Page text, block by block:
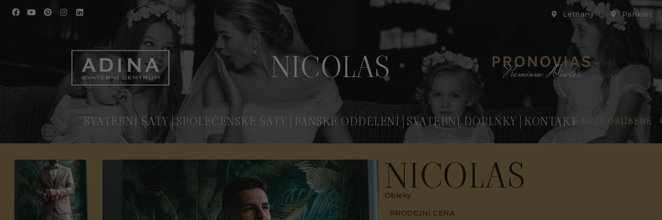
Letňany Pankrác
NICOLAS Premium Dealer
SVATEBNÍ ŠATY SPOLEČENSKÉ ŠATY PÁNSKÉ ODDĚLENÍ SVATEBNÍ DOPLŇKY KONTAKT MOJE OBLÍBENÉ
NICOLAS
Obleky
PRODEJNÍ CENA